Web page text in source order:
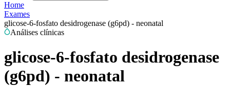
Home
Exames
glicose-6-fosfato desidrogenase (g6pd) - neonatal
Análises clínicas
glicose-6-fosfato desidrogenase
(g6pd) - neonatal